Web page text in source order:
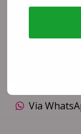
bovendien
armoede en
Via